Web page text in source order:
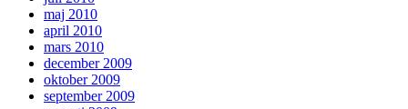
maj 2010
april 2010
mars 2010
december 2009
oktober 2009
september 2009